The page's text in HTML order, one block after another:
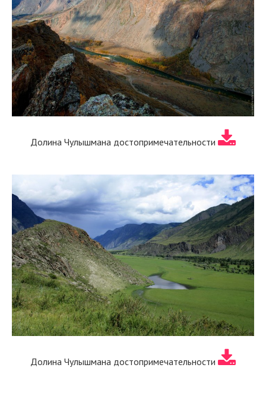
Долина Чулышмана достопримечательности
Долина Чулышмана достопримечательности